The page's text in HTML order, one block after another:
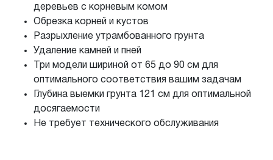
деревьев с корневым комом
Обрезка корней и кустов
Разрыхление утрамбованного грунта
Удаление камней и пней
Три модели шириной от 65 до 90 см для
оптимального соответствия вашим задачам
Глубина выемки грунта 121 см для оптимальной
досягаемости
Не требует технического обслуживания